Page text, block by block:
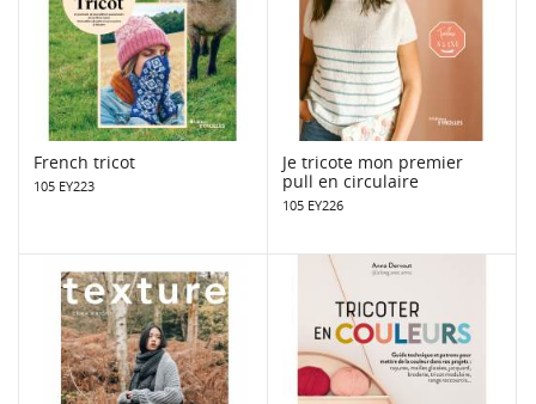
French tricot
105 EY223
Je tricote mon premier
pull en circulaire
105 EY226